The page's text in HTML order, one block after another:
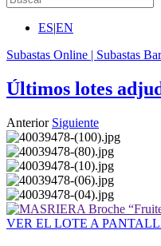
ES|EN
Subastas Online | Subastas
Últimos lotes
Anterior Siguiente
VER EL LOTE A